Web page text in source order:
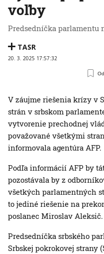
voľby
Predsedníčka parlamentu
TASR
20. 3. 2025 17:57:32
V záujme riešenia krízy v
strán v srbskom
vytvorenie prechodnej
považované všetkými
informovala agentúra AFP.
Podľa informácií AFP by
pozostávala by z
všetkých parlamentných
to jediné riešenie na
poslanec Miroslav Aleksič.
Predsedníčka srbského
Srbskej pokrokovej strany